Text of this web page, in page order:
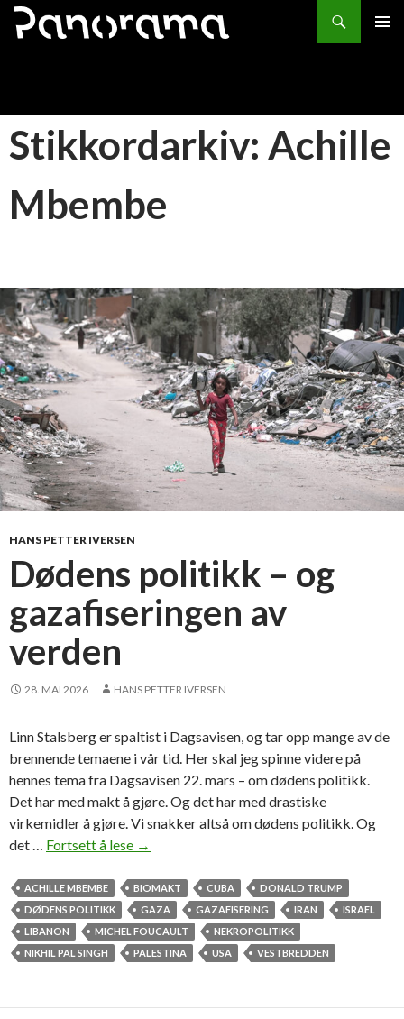
Søk
HOPP
Stikkordarkiv: Achille
Mbembe
HANS PETTER IVERSEN
Dødens politikk – og
gazafiseringen av
verden
28. MAI 2026 HANS PETTER IVERSEN
Linn Stalsberg er spaltist i Dagsavisen, og tar opp mange av de
brennende temaene i vår tid. Her skal jeg spinne videre på
hennes tema fra Dagsavisen 22. mars – om dødens politikk.
Det har med makt å gjøre. Og det har med drastiske
virkemidler å gjøre. Vi snakker altså om dødens politikk. Og
det … Fortsett å lese D
d
e
n
s
→
ACHILLE MBEMBE BIOMAKT CUBA
DONALD TRUMP
DØDENS POLITIKK
GAZA GAZAFISERING IRAN
ISRAEL
LIBANON
MICHEL FOUCAULT
NEKROPOLITIKK
NIKHIL PAL SINGH
PALESTINA USA VESTBREDDEN